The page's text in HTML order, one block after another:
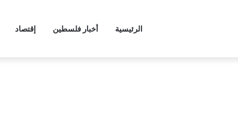
الرئيسية أخبار فلسطين إقتصاد